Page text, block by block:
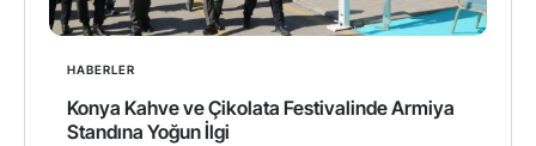
HABERLER
Konya Kahve ve Çikolata Festivalinde Armiya
Standına Yoğun İlgi